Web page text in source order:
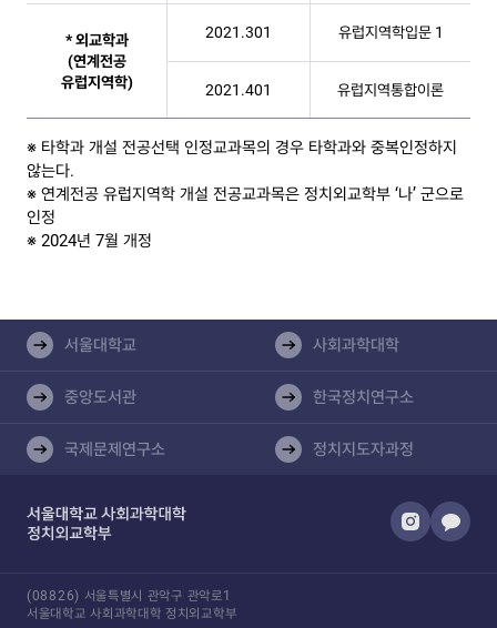
* 외교학과
(연계전공
유럽지역학)
2021.301 유럽지역학입문 1
2021.401 유럽지역통합이론
※ 타학과 개설 전공선택 인정교과목의 경우 타학과와 중복인정하지
않는다.
※ 연계전공 유럽지역학 개설 전공교과목은 정치외교학부 ‘나’ 군으로
인정
※ 2024년 7월 개정
서울대학교 사회과학대학
중앙도서관 한국정치연구소
국제문제연구소 정치지도자과정​
(08826) 서울특별시 관악구 관악로1
서울대학교 사회과학대학 정치외교학부